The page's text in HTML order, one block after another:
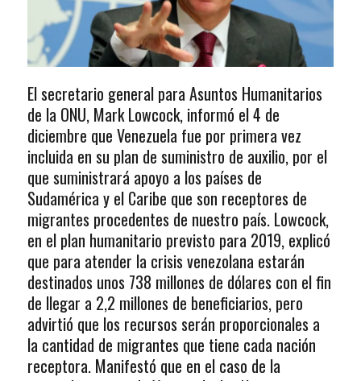
El secretario general para Asuntos Humanitarios
de la ONU, Mark Lowcock, informó el 4 de
diciembre que Venezuela fue por primera vez
incluida en su plan de suministro de auxilio, por el
que suministrará apoyo a los países de
Sudamérica y el Caribe que son receptores de
migrantes procedentes de nuestro país. Lowcock,
en el plan humanitario previsto para 2019, explicó
que para atender la crisis venezolana estarán
destinados unos 738 millones de dólares con el fin
de llegar a 2,2 millones de beneficiarios, pero
advirtió que los recursos serán proporcionales a
la cantidad de migrantes que tiene cada nación
receptora. Manifestó que en el caso de la